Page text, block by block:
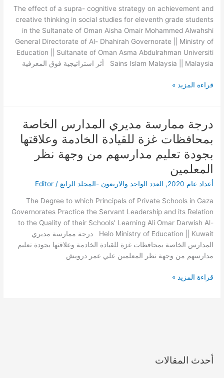
The effect of a supra- cognitive strategy on achievement and
creative thinking in social studies for eleventh grade students
in the Sultanate of Oman Aisha Omair Mohammed Alwahshi
General Directorate of Al- Dhahirah Governorate || Ministry of
Education || Sultanate of Oman Asma Abdulrahman Universiti
Sains Islam Malaysia || Malaysia أثر استراتيجية فوق المعرفية
الإبداعي
في
الدراسات
الاجتماعية
لدى
طالبات
الحادي
بسلطنة
قراءة المزيد »
درجة ممارسة مديري المدارس الخاصة
بمحافظات غزة للقيادة الخادمة وعلاقتها
بجودة تعليم مدارسهم من وجهة نظر
المعلمين
أعداد عام 2020 , العدد الواحد والاربعون -المجلد الرابع /
Editor
The Degree to which Principals of Private Schools in Gaza
Governorates Practice the Servant Leadership and its Relation
to the Quality of their Schools’ Learning Ali Omar Darwish Al-
Helo Ministry of Education || Kuwait درجة ممارسة مديري
المدارس الخاصة بمحافظات غزة للقيادة الخادمة وعلاقتها بجودة تعليم
مدارسهم من وجهة نظر المعلمين علي عمر درويش
درجة
ممارسة
مديري
المدارس
الخاصة
غزة
للقيادة
الخادمة
وعلاقتها
بجودة
تعليم
مدارسهم
وجهة
قراءة المزيد »
أحدث المقالات